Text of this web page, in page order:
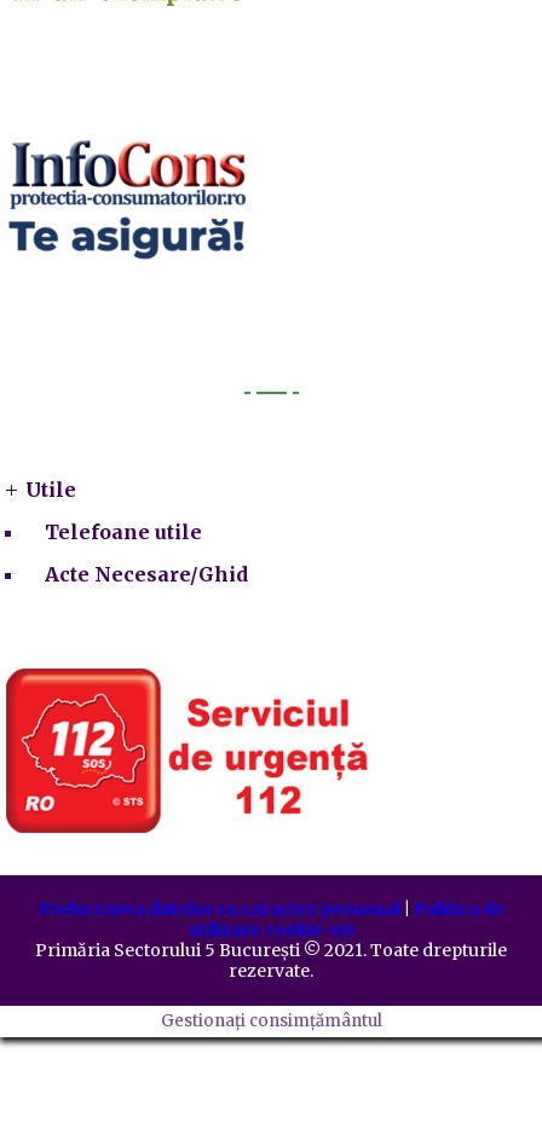
Utile
Telefoane utile
Acte Necesare/Ghid
Prelucrarea datelor cu caracter personal| Politica de
utilizare cookie-uri
Primăria Sectorului 5 București ©️ 2021. Toate drepturile
rezervate.
Gestionați consimțământul